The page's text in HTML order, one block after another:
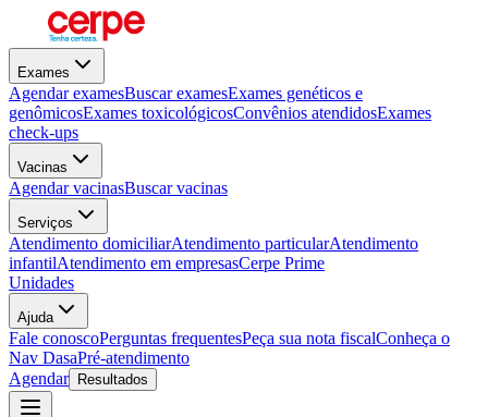
Exames
Agendar examesBuscar examesExames genéticos e
genômicosExames toxicológicosConvênios atendidosExames
check-ups
Vacinas
Agendar vacinasBuscar vacinas
Serviços
Atendimento domiciliarAtendimento particularAtendimento
infantilAtendimento em empresasCerpe Prime
Unidades
Ajuda
Fale conoscoPerguntas frequentesPeça sua nota fiscalConheça o
Nav DasaPré-atendimento
Agendar
Resultados